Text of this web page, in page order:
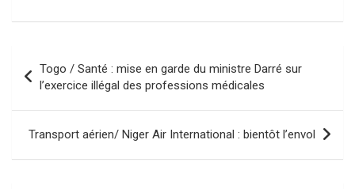
b
o
k
s
p
p
gr
m
dI
de
l’article
Togo / Santé : mise en garde du ministre Darré sur
l’exercice illégal des professions médicales
Transport aérien/ Niger Air International : bientôt l’envol